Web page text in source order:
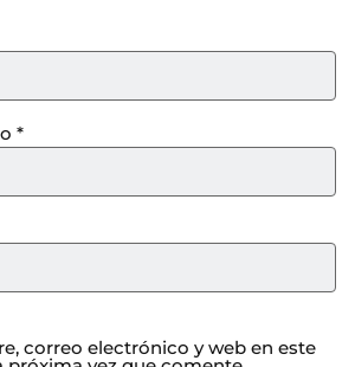
*
correo electrónico y web en este